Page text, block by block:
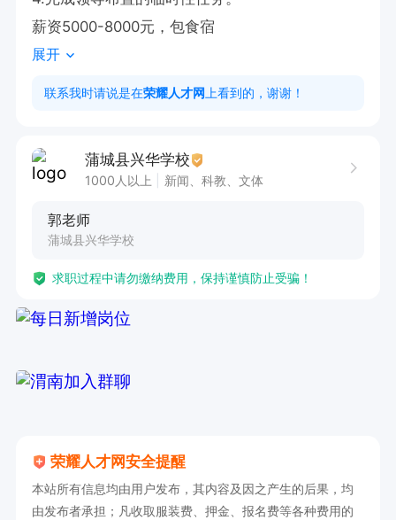
薪资5000-8000元，包食宿
展开
联系我时请说是在荣耀人才网 上看到的，谢谢！
蒲城县兴华学校
1000人以上 新闻、科教、文体
郭老师
蒲城县兴华学校
求职过程中请勿缴纳费用，保持谨慎防止受骗！
荣耀人才网安全提醒
本站所有信息均由用户发布，其内容及因之产生的后果，均
由发布者承担；凡收取服装费、押金、报名费等各种费用的